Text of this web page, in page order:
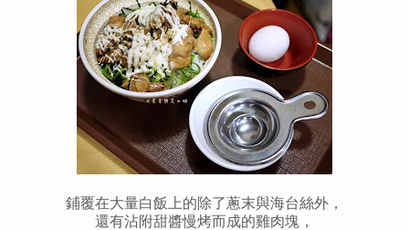
鋪覆在大量白飯上的除了蔥末與海台絲外，
還有沾附甜醬慢烤而成的雞肉塊，